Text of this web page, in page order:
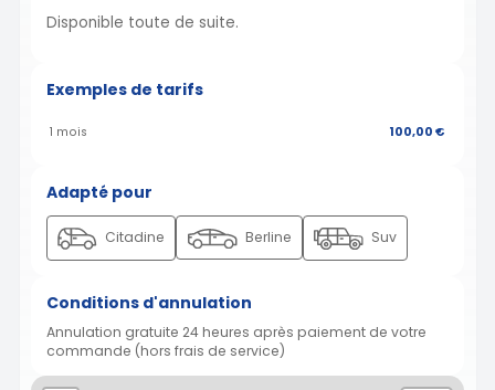
Disponible toute de suite.
Exemples de tarifs
1 mois 100,00 €
Adapté pour
Citadine Berline Suv
Conditions d'annulation
Annulation gratuite 24 heures après paiement de votre
commande (hors frais de service)